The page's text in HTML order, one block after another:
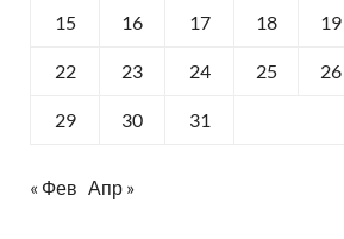
15 16 17 18 19
22 23 24 25 26
29 30 31
« Фев Апр »